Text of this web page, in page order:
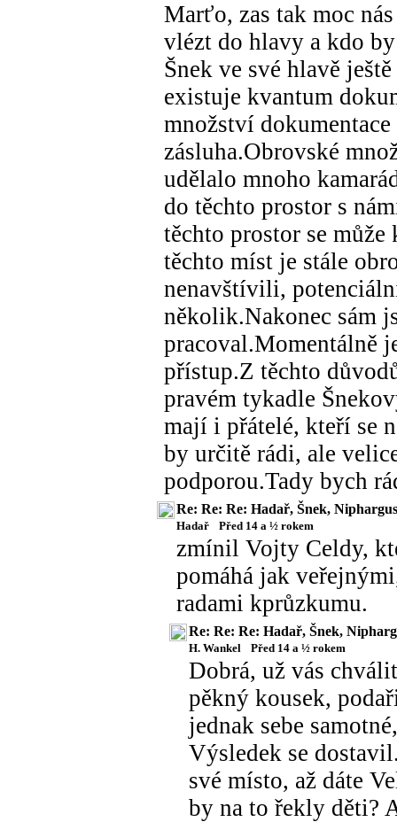
Marťo, zas tak moc
vlézt do hlavy a kdo
Šnek ve své hlavě
existuje kvantum
množství
zásluha.Obrovské
udělalo mnoho
do těchto prostor s
těchto prostor se
těchto míst je stále
nenavštívili,
několik.Nakonec sám
pracoval.Momentálně
přístup.Z těchto
pravém tykadle
mají i přátelé, kteří se
by určitě rádi, ale
podporou.Tady bych
Re: Re: Re: Hadař, Šnek,
Hadař Před 14 a ½ rokem
zmínil Vojty Celdy,
pomáhá jak
radami kprůzkumu.
Re: Re: Re: Hadař, Šnek,
H. Wankel Před 14 a ½ rokem
Dobrá, už vás
pěkný kousek,
jednak sebe
Výsledek se
své místo, až dáte
by na to řekly děti?